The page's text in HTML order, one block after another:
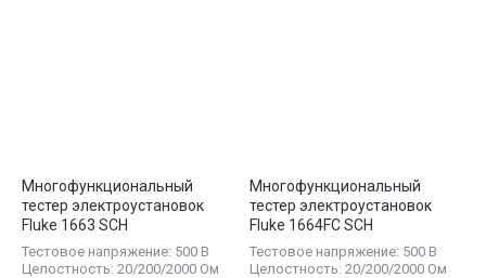
Многофункциональный
тестер электроустановок
Fluke 1663 SCH
Тестовое напряжение: 500 В
Целостность: 20/200/2000 Ом
Многофункциональный
тестер электроустановок
Fluke 1664FC SCH
Тестовое напряжение: 500 В
Целостность: 20/200/2000 Ом